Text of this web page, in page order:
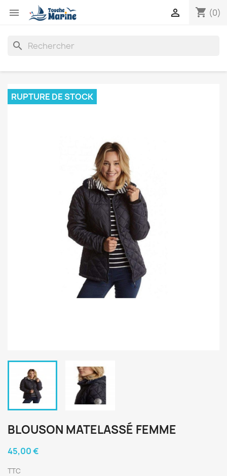
 shopping_cart (0)

search
RUPTURE DE STOCK
BLOUSON MATELASSÉ FEMME
45,00 €
TTC